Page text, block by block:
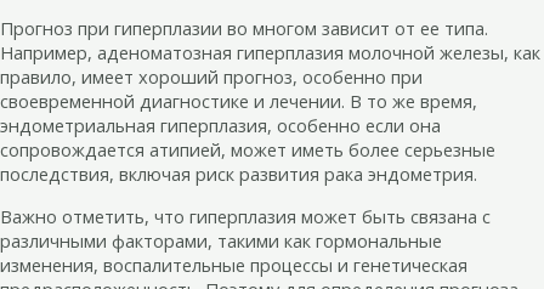
Прогноз при гиперплазии во многом зависит от ее типа.
Например, аденоматозная гиперплазия молочной железы, как
правило, имеет хороший прогноз, особенно при
своевременной диагностике и лечении. В то же время,
эндометриальная гиперплазия, особенно если она
сопровождается атипией, может иметь более серьезные
последствия, включая риск развития рака эндометрия.
Важно отметить, что гиперплазия может быть связана с
различными факторами, такими как гормональные
изменения, воспалительные процессы и генетическая